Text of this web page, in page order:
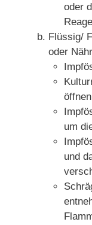
oder
Flüssig/
oder
um
und